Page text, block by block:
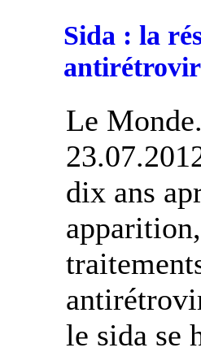
Sida : la
Le
dix ans
le sida se